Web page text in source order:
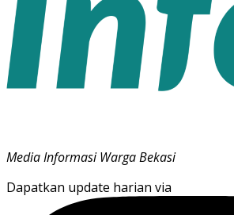
Media Informasi Warga Bekasi
Dapatkan update harian via